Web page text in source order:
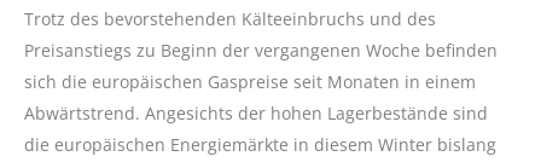
Trotz des bevorstehenden Kälteeinbruchs und des
Preisanstiegs zu Beginn der vergangenen Woche befinden
sich die europäischen Gaspreise seit Monaten in einem
Abwärtstrend. Angesichts der hohen Lagerbestände sind
die europäischen Energiemärkte in diesem Winter bislang